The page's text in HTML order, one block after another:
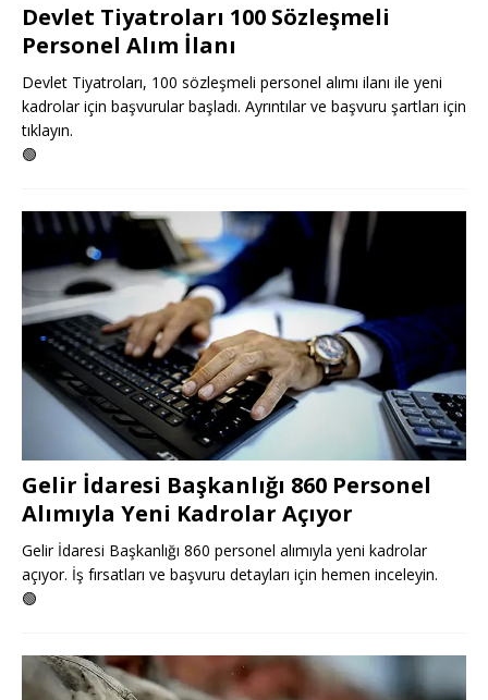
Devlet Tiyatroları 100 Sözleşmeli
Personel Alım İlanı
Devlet Tiyatroları, 100 sözleşmeli personel alımı ilanı ile yeni
kadrolar için başvurular başladı. Ayrıntılar ve başvuru şartları için
tıklayın.
🟢
Gelir İdaresi Başkanlığı 860 Personel
Alımıyla Yeni Kadrolar Açıyor
Gelir İdaresi Başkanlığı 860 personel alımıyla yeni kadrolar
açıyor. İş fırsatları ve başvuru detayları için hemen inceleyin.
🟢